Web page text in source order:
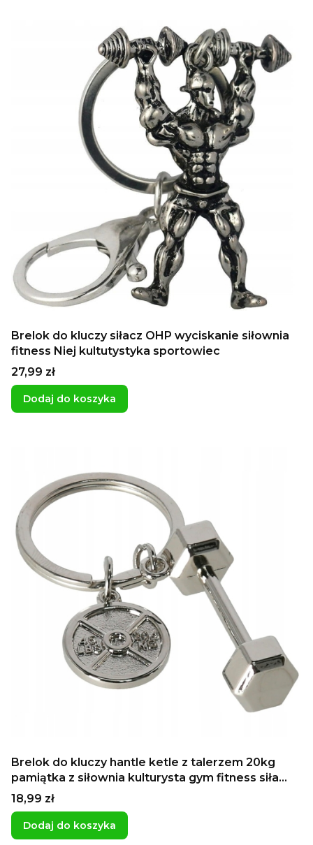
Brelok do kluczy siłacz OHP wyciskanie siłownia
fitness Niej kultutystyka sportowiec
Cena
27,99 zł
Dodaj do koszyka
Brelok do kluczy hantle ketle z talerzem 20kg
pamiątka z siłownia kulturysta gym fitness siła
prezent dla chłopaka zawieszka do kluczy do
szafki
Cena
18,99 zł
Dodaj do koszyka